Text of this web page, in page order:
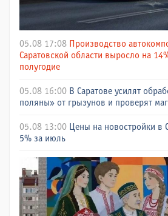
05.08 17:08 Производство
Саратовской области выросло на
полугодие
05.08 16:00 В Саратове усилят
поляны» от грызунов и проверят
05.08 13:00 Цены на новостройки в
5% за июль